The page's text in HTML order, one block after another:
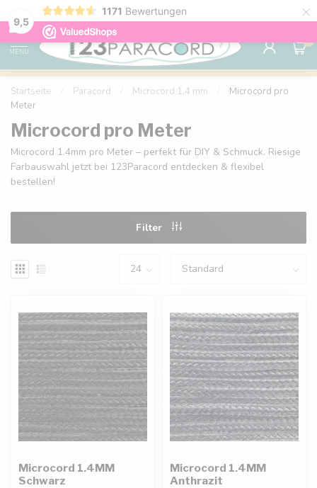
9,5
1171 Bewertungen ×
Kostenlose Lieferung nach Hause ab 150 €
MENU
0
Startseite Paracord Microcord 1,4 mm
Microcord pro
Meter
Microcord pro Meter
Microcord 1.4mm pro Meter – perfekt für DIY & Schmuck. Riesige
Farbauswahl jetzt bei 123Paracord entdecken & flexibel
bestellen!
Filter
Microcord 1.4MM
Schwarz
Microcord 1.4MM
Anthrazit